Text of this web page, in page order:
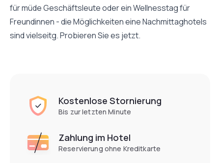
für müde Geschäftsleute oder ein Wellnesstag für
Freundinnen - die Möglichkeiten eine Nachmittaghotels
sind vielseitg. Probieren Sie es jetzt.
Kostenlose Stornierung
Bis zur letzten Minute
Zahlung im Hotel
Reservierung ohne Kreditkarte